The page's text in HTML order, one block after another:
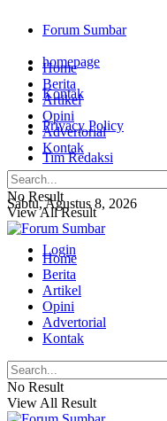
Forum Sumbar
homepage
Kontak
Privacy Policy
Tim Redaksi
Sabtu, Agustus 8, 2026
Login
Home
Berita
Artikel
Opini
Advertorial
Kontak
No Result
View All Result
Home
Berita
Artikel
Opini
Advertorial
Kontak
No Result
View All Result